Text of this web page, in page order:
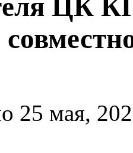
ЦК
25 мая,